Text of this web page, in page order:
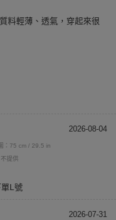
料輕薄、透氣，穿起來很
2026-08-04
：75 cm / 29.5 in
提供
L號
2026-07-31